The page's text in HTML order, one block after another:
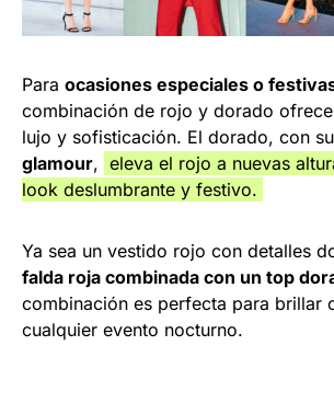
Para ocasiones especiales o
combinación de rojo y dorado
lujo y sofisticación. El dorado, con su
glamour, eleva el rojo a nuevas
look deslumbrante y festivo.
Ya sea un vestido rojo con detalles
falda roja combinada con un top
combinación es perfecta para brillar
cualquier evento nocturno.